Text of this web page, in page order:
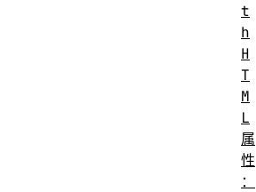
t
h
H
T
M
L
属
性
：